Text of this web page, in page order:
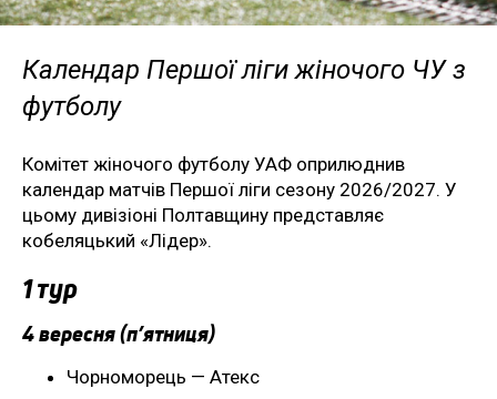
Календар Першої ліги жіночого ЧУ з
футболу
Комітет жіночого футболу УАФ оприлюднив
календар матчів Першої ліги сезону 2026/2027. У
цьому дивізіоні Полтавщину представляє
кобеляцький «Лідер».
1 тур
4 вересня (п’ятниця)
Чорноморець — Атекс